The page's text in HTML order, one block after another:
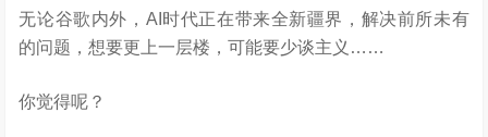
无论谷歌内外，AI时代正在带来全新疆界，解决前所未有
的问题，想要更上一层楼，可能要少谈主义……
你觉得呢？